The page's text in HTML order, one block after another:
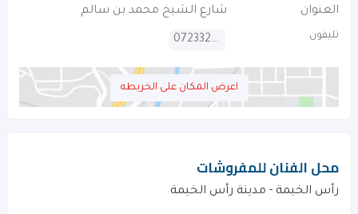
العنوان شارع الشيخ محمد بن سالم
تليفون 072332062
اعرض المكان على الخريطه
محل الفنان للمفروشات
رأس الخيمة - مدينة رأس الخيمة